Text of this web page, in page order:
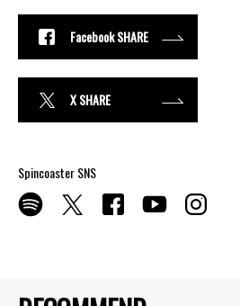
Facebook SHARE
X SHARE
Spincoaster SNS